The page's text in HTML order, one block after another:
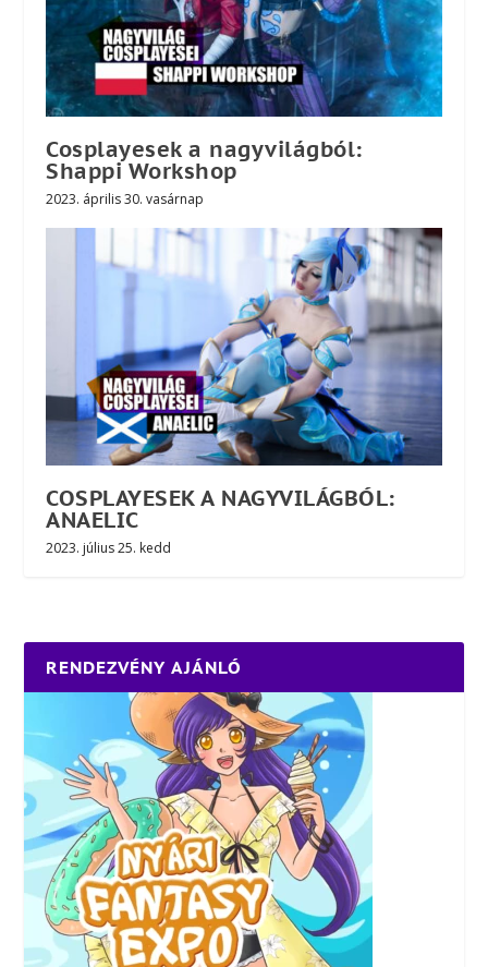
Cosplayesek a nagyvilágból:
Shappi Workshop
2023. április 30. vasárnap
COSPLAYESEK A NAGYVILÁGBÓL:
ANAELIC
2023. július 25. kedd
RENDEZVÉNY AJÁNLÓ